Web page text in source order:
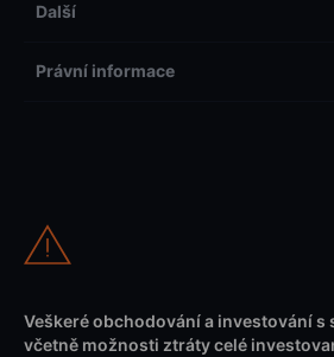
Další
Právní informace
Veškeré obchodování a investování s
včetně možnosti ztráty celé